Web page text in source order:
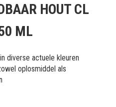
HOUT CL
ML
diverse actuele kleuren
oplosmiddel als